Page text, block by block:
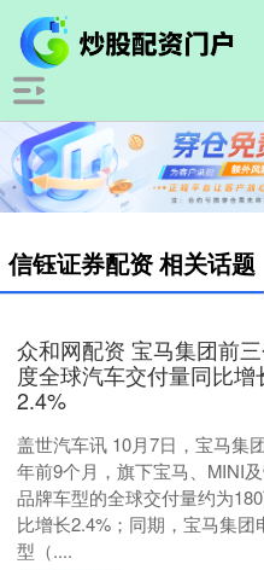
信钰证券配资 相关话题
众和网配资 宝马集团前
度全球汽车交付量同比增
2.4%
盖世汽车讯 10月7日，宝马集
年前9个月，旗下宝马、MINI
品牌车型的全球交付量约为
比增长2.4%；同期，宝马集团
型（....